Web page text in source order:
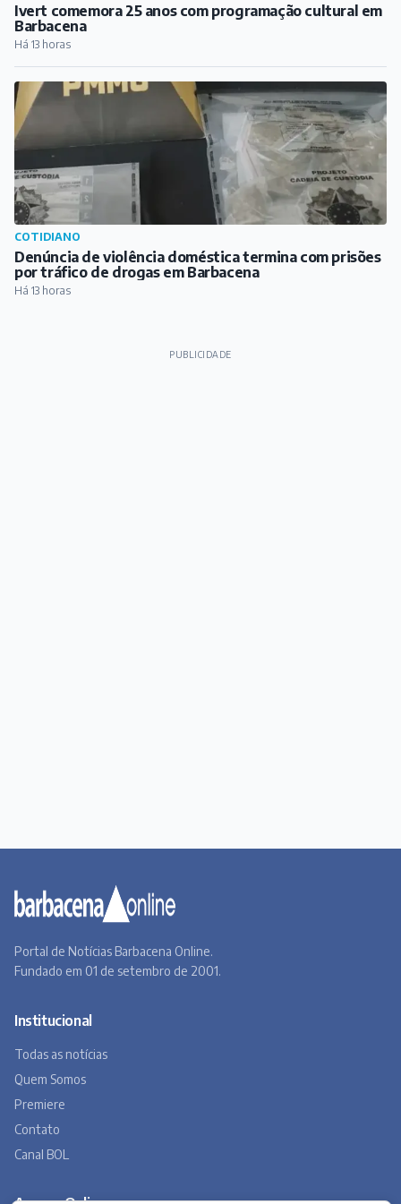
Ivert comemora 25 anos com programação cultural em
Barbacena
Há 13 horas
COTIDIANO
Denúncia de violência doméstica termina com prisões
por tráfico de drogas em Barbacena
Há 13 horas
PUBLICIDADE
Portal de Notícias Barbacena Online.
Fundado em 01 de setembro de 2001.
Institucional
Todas as notícias
Quem Somos
Premiere
Contato
Canal BOL